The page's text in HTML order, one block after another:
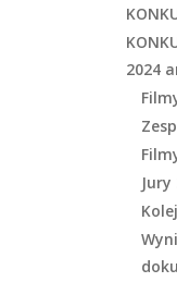
2024
Jury